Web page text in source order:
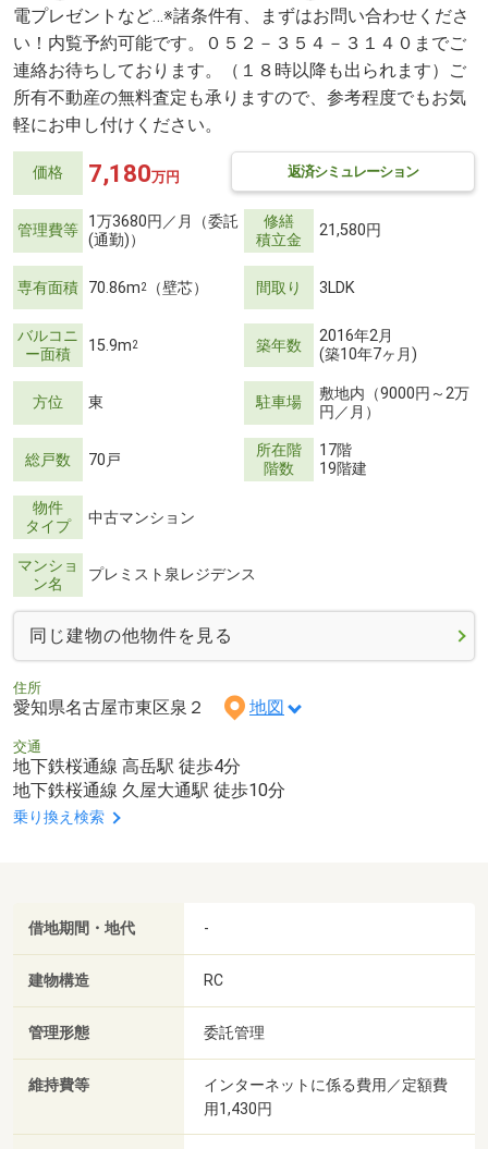
電プレゼントなど…※諸条件有、まずはお問い合わせくださ
い！内覧予約可能です。０５２－３５４－３１４０までご
連絡お待ちしております。（１８時以降も出られます）ご
所有不動産の無料査定も承りますので、参考程度でもお気
軽にお申し付けください。
価格 返済シミュレーション
7,180万円
管理費等 1万3680円／月（委託
(通勤)）
修繕
積立金
21,580円
専有面積 70.86m2 （壁芯） 間取り 3LDK
バルコニ
ー面積
15.9m2 築年数
2016年2月
(築10年7ヶ月)
方位 東 駐車場
敷地内（9000円～2万
円／月）
総戸数 70戸
所在階
階数
17階
19階建
物件
タイプ
中古マンション
マンショ
ン名
プレミスト泉レジデンス
同じ建物の他物件を見る
住所
愛知県名古屋市東区泉２ 地図
交通
地下鉄桜通線 高岳駅 徒歩4分
地下鉄桜通線 久屋大通駅 徒歩10分
乗り換え検索
借地期間・地代 -
建物構造 RC
管理形態 委託管理
維持費等
インターネットに係る費用／定額費
用1,430円